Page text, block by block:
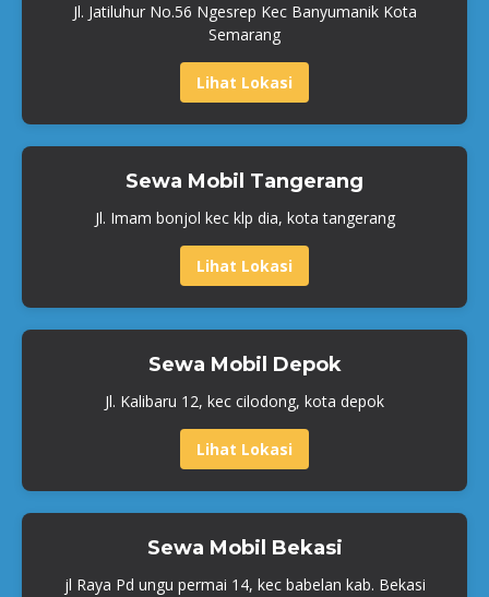
Jl. Jatiluhur No.56 Ngesrep Kec Banyumanik Kota
Semarang
Lihat Lokasi
Sewa Mobil Tangerang
Jl. Imam bonjol kec klp dia, kota tangerang
Lihat Lokasi
Sewa Mobil Depok
Jl. Kalibaru 12, kec cilodong, kota depok
Lihat Lokasi
Sewa Mobil Bekasi
jl Raya Pd ungu permai 14, kec babelan kab. Bekasi